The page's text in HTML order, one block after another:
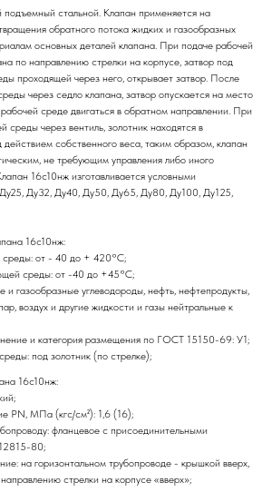
подъемный стальной. Клапан применяется на
обратного потока жидких и газообразных
основных деталей клапана. При подаче рабочей
по направлению стрелки на корпусе, затвор под
проходящей через него, открывает затвор. После
через седло клапана, затвор опускается на место
среде двигаться в обратном направлении. При
среды через вентиль, золотник находятся в
собственного веса, таким образом, клапан
не требующим управления либо иного
16с10нж изготавливается условными
Ду32, Ду40, Ду50, Ду65, Ду80, Ду100, Ду125,
16с10нж:
среды: от - 40 до + 420°С;
среды: от -40 до +45°С;
и газообразные углеводороды, нефть, нефтепродукты,
воздух и другие жидкости и газы нейтральные к
и категория размещения по ГОСТ 15150-69: У1;
под золотник (по стрелке);
16с10нж:
PN, МПа (кгс/см²): 1,6 (16);
фланцевое с присоединительными
80;
на горизонтальном трубопроводе - крышкой вверх,
стрелки на корпусе «вверх»;